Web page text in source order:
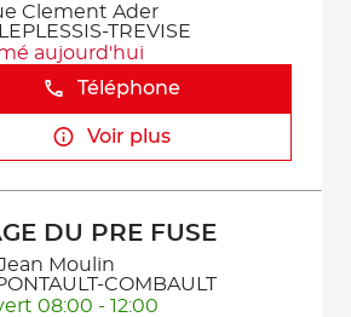
Clement Ader
TREVISE
aujourd'hui
Téléphone
Voir plus
DU PRE FUSE
Moulin
COMBAULT
08:00 - 12:00